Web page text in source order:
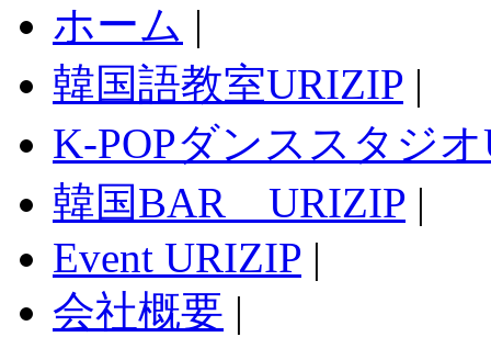
ホーム |
韓国語教室URIZIP |
K-POPダンススタジ
韓国BAR URIZIP |
Event URIZIP |
会社概要 |